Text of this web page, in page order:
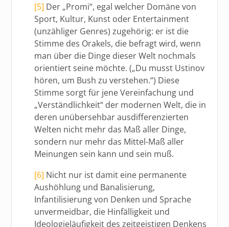
[5] Der „Promi“, egal welcher Domäne von
Sport, Kultur, Kunst oder Entertainment
(unzähliger Genres) zugehörig: er ist die
Stimme des Orakels, die befragt wird, wenn
man über die Dinge dieser Welt nochmals
orientiert seine möchte. („Du musst Ustinov
hören, um Bush zu verstehen.“) Diese
Stimme sorgt für jene Vereinfachung und
„Verständlichkeit“ der modernen Welt, die in
deren unübersehbar ausdifferenzierten
Welten nicht mehr das Maß aller Dinge,
sondern nur mehr das Mittel-Maß aller
Meinungen sein kann und sein muß.
[6] Nicht nur ist damit eine permanente
Aushöhlung und Banalisierung,
Infantilisierung von Denken und Sprache
unvermeidbar, die Hinfälligkeit und
Ideologieläufigkeit des zeitgeistigen Denkens